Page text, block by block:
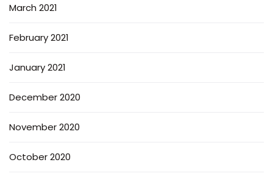
March 2021
February 2021
January 2021
December 2020
November 2020
October 2020